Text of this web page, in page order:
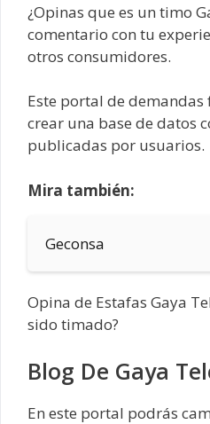
¿Opinas que es un timo
comentario con tu
otros consumidores.
Este portal de demandas
crear una base de datos
publicadas por usuarios.
Mira también:
Geconsa
Opina de Estafas Gaya
sido timado?
Blog De Gaya
En este portal podrás